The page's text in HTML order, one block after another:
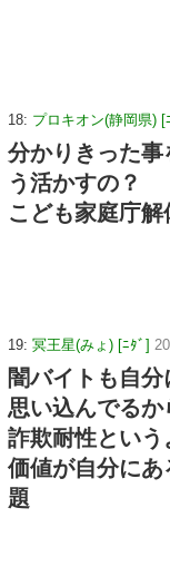
18: プロキオン(静岡県) [
分かりきった
う活かすの？
こども家庭庁解
19: 冥王星(みょ) [ﾆﾀﾞ]
闇バイトも自
思い込んでる
詐欺耐性とい
価値が自分に
題